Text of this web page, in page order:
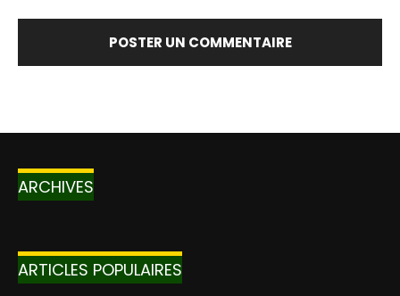
ARCHIVES
ARTICLES POPULAIRES